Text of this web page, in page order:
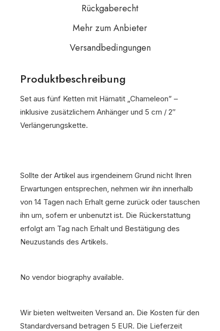
Rückgaberecht
Mehr zum Anbieter
Versandbedingungen
Produktbeschreibung
Set aus fünf Ketten mit Hämatit „Chameleon” –
inklusive zusätzlichem Anhänger und 5 cm / 2″
Verlängerungskette.
Sollte der Artikel aus irgendeinem Grund nicht Ihren
Erwartungen entsprechen, nehmen wir ihn innerhalb
von 14 Tagen nach Erhalt gerne zurück oder tauschen
ihn um, sofern er unbenutzt ist. Die Rückerstattung
erfolgt am Tag nach Erhalt und Bestätigung des
Neuzustands des Artikels.
No vendor biography available.
Wir bieten weltweiten Versand an. Die Kosten für den
Standardversand betragen 5 EUR. Die Lieferzeit